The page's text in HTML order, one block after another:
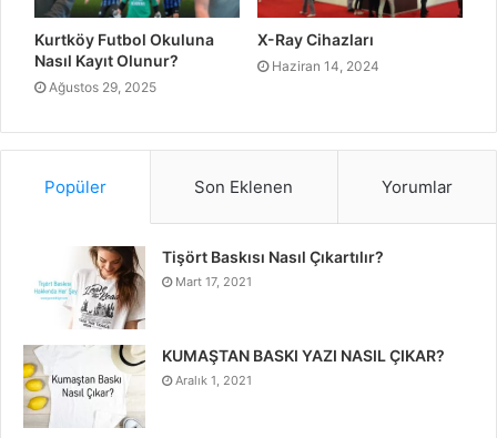
Kurtköy Futbol Okuluna
Nasıl Kayıt Olunur?
Ağustos 29, 2025
X-Ray Cihazları
Haziran 14, 2024
Popüler Son Eklenen Yorumlar
Tişört Baskısı Nasıl Çıkartılır?
Mart 17, 2021
KUMAŞTAN BASKI YAZI NASIL ÇIKAR?
Aralık 1, 2021